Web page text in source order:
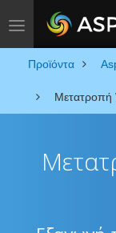
Toggle navigation
Προϊόντα
Μετατροπή